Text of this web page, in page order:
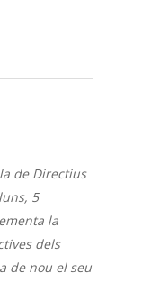
de Directius
5
la
dels
de nou el seu